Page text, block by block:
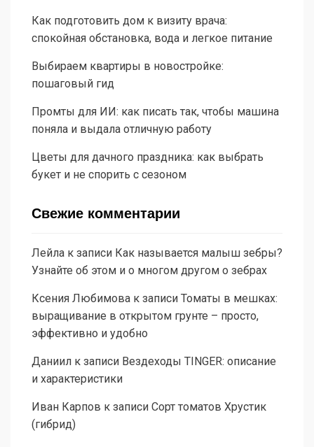
Как подготовить дом к визиту врача:
спокойная обстановка, вода и легкое питание
Выбираем квартиры в новостройке:
пошаговый гид
Промты для ИИ: как писать так, чтобы машина
поняла и выдала отличную работу
Цветы для дачного праздника: как выбрать
букет и не спорить с сезоном
Свежие комментарии
Лейла к записи Как называется малыш зебры?
Узнайте об этом и о многом другом о зебрах
Ксения Любимова к записи Томаты в мешках:
выращивание в открытом грунте – просто,
эффективно и удобно
Даниил к записи Вездеходы TINGER: описание
и характеристики
Иван Карпов к записи Сорт томатов Хрустик
(гибрид)